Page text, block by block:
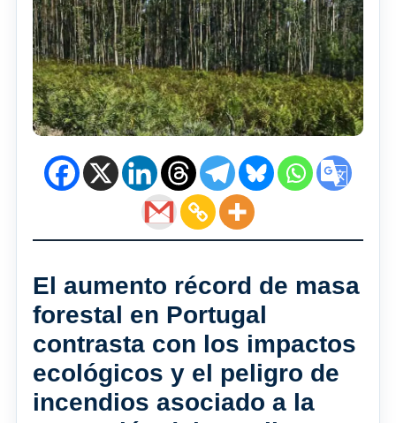
El aumento récord de masa
forestal en Portugal
contrasta con los impactos
ecológicos y el peligro de
incendios asociado a la